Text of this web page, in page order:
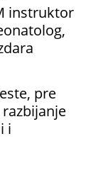
instruktor
pre
i